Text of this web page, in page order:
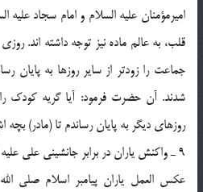
امیرمؤمنان علیه السلام و امام سجاد
قلب، به عالم ماده نیز توجه داشته اند.
جماعت را زودتر از سایر روزها به پایان
شدند. آن حضرت فرمود: آیا گریه کودک را
روزهای دیگر به پایان رساندم تا (مادر) بچه
9 ـ واکنش یاران در برابر جانشینی علی علیه السلام ؟
عکس العمل یاران پیامبر اسلام صلی